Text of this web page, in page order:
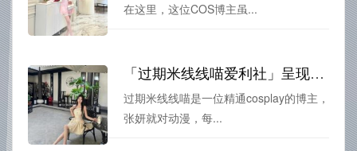
在这里，这位COS博主虽...
「过期米线线喵爱利社」呈现经典游戏主题作品
过期米线线喵是一位精通cosplay的博主，
张妍就对动漫，每...